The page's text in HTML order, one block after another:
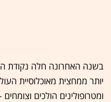
בשנה האחרונה חלה נקודת
ומטרופולינים הולכים